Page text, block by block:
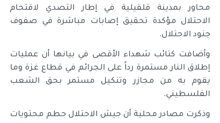
محاور بمدينة قلقيلية في إطار التصدي لاقتحام
الاحتلال مؤكدة تحقيق إصابات مباشرة في صفوف
جنود الاحتلال.
وأضافت كتائب شهداء الأقصى في بيانها أن عمليات
إطلاق النار مستمرة رداً على الجرائم في قطاع غزة وما
يقوم به من مجازر وتنكيل مستمر بحق الشعب
الفلسطيني.
وذكرت مصادر محلية أن جيش الاحتلال حطم محتويات